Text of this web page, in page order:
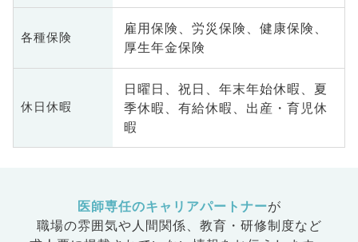
各種保険
雇用保険、労災保険、健康保険、
厚生年金保険
休日休暇
日曜日、祝日、年末年始休暇、夏
季休暇、有給休暇、出産・育児休
暇
医師専任のキャリアパートナーが
職場の雰囲気や人間関係、 教育・研修制度など